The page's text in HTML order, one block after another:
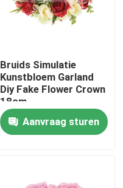
Bruids Simulatie
Kunstbloem Garland
Diy Fake Flower Crown
18cm
Aanvraag sturen